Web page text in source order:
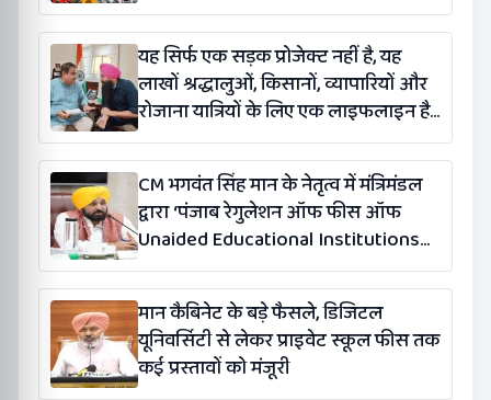
यह सिर्फ एक सड़क प्रोजेक्ट नहीं है, यह
लाखों श्रद्धालुओं, किसानों, व्यापारियों और
रोजाना यात्रियों के लिए एक लाइफलाइन है:
कंग
CM भगवंत सिंह मान के नेतृत्व में मंत्रिमंडल
द्वारा ‘पंजाब रेगुलेशन ऑफ फीस ऑफ
Unaided Educational Institutions
(संशोधन) विधेयक-2026’ पास
मान कैबिनेट के बड़े फैसले, डिजिटल
यूनिवर्सिटी से लेकर प्राइवेट स्कूल फीस तक
कई प्रस्तावों को मंजूरी